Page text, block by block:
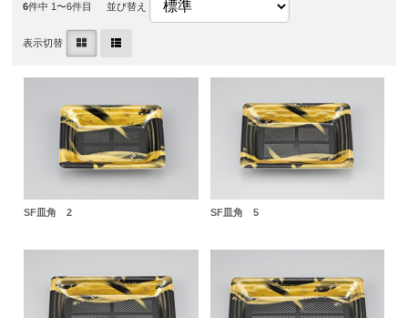
6件中 1〜6件目 並び替え
表示切替
SF皿角 2 SF皿角 5